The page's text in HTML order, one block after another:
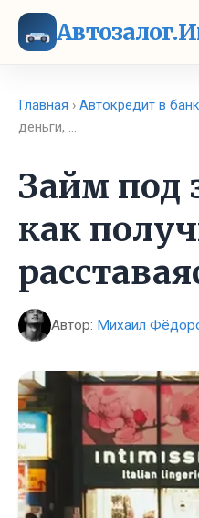
Главная › Автокредит в
деньги, …
Займ под
как
Автор: Михаил